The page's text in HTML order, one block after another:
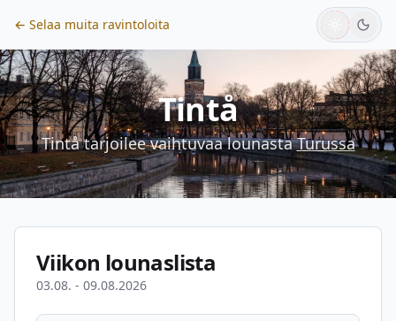
← Selaa muita ravintoloita
Tintå
Tintåtarjoilee vaihtuvaa lounasta Turussa
Viikon lounaslista
03.08. - 09.08.2026